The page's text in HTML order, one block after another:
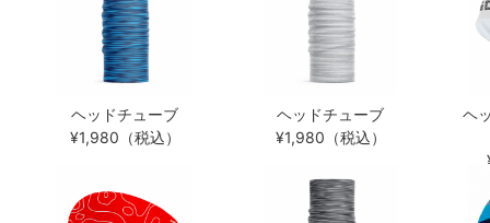
ヘッドチューブ
¥1,980（税込）
ヘッドチューブ
¥1,980（税込）
ヘ